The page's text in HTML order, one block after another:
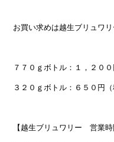
お買い求めは越生ブリュワ
７７０ｇボトル：１，２００
３２０ｇボトル：６５０円（
【越生ブリュワリー 営業時